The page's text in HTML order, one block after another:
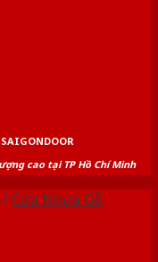
cao tại TP Hồ Chí Minh
/Cửa Nhựa Gỗ